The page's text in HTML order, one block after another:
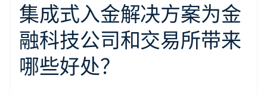
集成式入金解决方案为金
融科技公司和交易所带来
哪些好处？